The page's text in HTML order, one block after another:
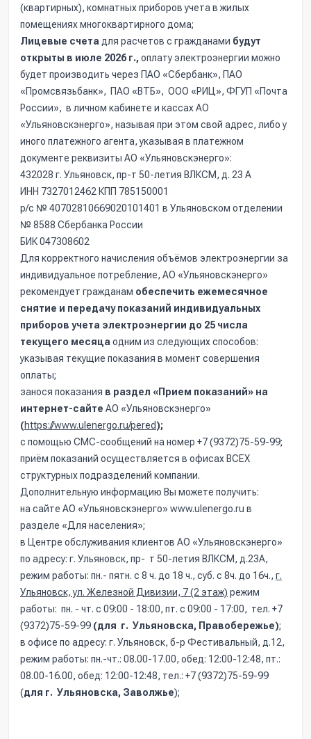
(квартирных), комнатных приборов учета в жилых
помещениях многоквартирного дома;
Лицевые счета для расчетов с гражданами будут
открыты в июле 2026 г., оплату электроэнергии можно
будет производить через ПАО «Сбербанк», ПАО
«Промсвязьбанк», ПАО «ВТБ», ООО «РИЦ», ФГУП «Почта
России», в личном кабинете и кассах АО
«Ульяновскэнерго», называя при этом свой адрес, либо у
иного платежного агента, указывая в платежном
документе реквизиты АО «Ульяновскэнерго»:
432028 г. Ульяновск, пр-т 50-летия ВЛКСМ, д. 23 А
ИНН 7327012462 КПП 785150001
р/с № 40702810669020101401 в Ульяновском отделении
№ 8588 Сбербанка России
БИК 047308602
Для корректного начисления объёмов электроэнергии за
индивидуальное потребление, АО «Ульяновскэнерго»
рекомендует гражданам обеспечить ежемесячное
снятие и передачу показаний индивидуальных
приборов учета электроэнергии до 25 числа
текущего месяца одним из следующих способов:
указывая текущие показания в момент совершения
оплаты;
занося показания в раздел «Прием показаний» на
интернет-сайте АО «Ульяновскэнерго»
(https://www.ulenergo.ru/pered);
с помощью СМС-сообщений на номер +7 (9372)75-59-99;
приём показаний осуществляется в офисах ВСЕХ
структурных подразделений компании.
Дополнительную информацию Вы можете получить:
на сайте АО «Ульяновскэнерго» www.ulenergo.ru в
разделе «Для населения»;
в Центре обслуживания клиентов АО «Ульяновскэнерго»
по адресу: г. Ульяновск, пр- т 50-летия ВЛКСМ, д.23А,
режим работы: пн.- пятн. с 8 ч. до 18 ч., суб. с 8ч. до 16ч., г.
Ульяновск, ул. Железной Дивизии, 7 (2 этаж) режим
работы: пн. - чт. с 09:00 - 18:00, пт. с 09:00 - 17:00, тел. +7
(9372)75-59-99 (для г. Ульяновска, Правобережье);
в офисе по адресу: г. Ульяновск, б-р Фестивальный, д.12,
режим работы: пн.-чт.: 08.00-17.00, обед: 12:00-12:48, пт.:
08.00-16.00, обед: 12:00-12:48, тел.: +7 (9372)75-59-99
(для г. Ульяновска, Заволжье);